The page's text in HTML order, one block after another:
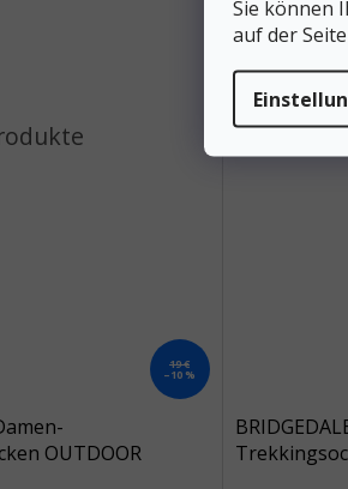
Sie können
auf der
19 €
–10 %
OUTDOOR